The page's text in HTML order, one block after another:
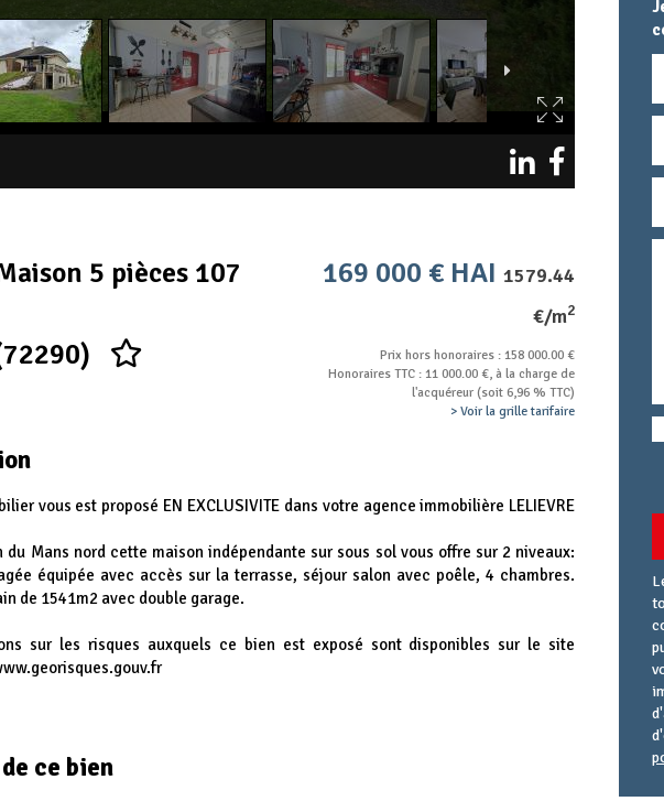
5 pièces 107
169 000 € HAI1579.44
€/m2
Prix hors honoraires : 158 000.00 €
Honoraires TTC : 11 000.00 €, à la charge de
l'acquéreur (soit 6,96 % TTC)
> Voir la grille tarifaire
vous est proposé EN EXCLUSIVITE dans votre agence immobilière LELIEVRE
du Mans nord cette maison indépendante sur sous sol vous offre sur 2 niveaux:
équipée avec accès sur la terrasse, séjour salon avec poêle, 4 chambres.
de 1541m2 avec double garage.
sur les risques auxquels ce bien est exposé sont disponibles sur le site
ce bien